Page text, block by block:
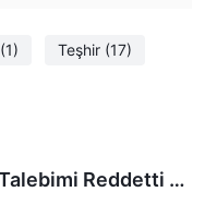
(1) Teşhir (17)
Reddetti ve